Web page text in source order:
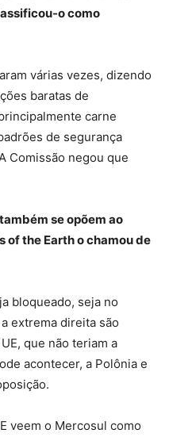
o como
várias vezes, dizendo
baratas de
carne
de segurança
Comissão negou que
se opõem ao
of the Earth o chamou de
bloqueado, seja no
extrema direita são
que não teriam a
acontecer, a Polônia e
veem o Mercosul como